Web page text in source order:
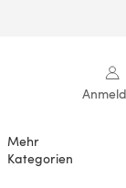
Mehr
Kategorien